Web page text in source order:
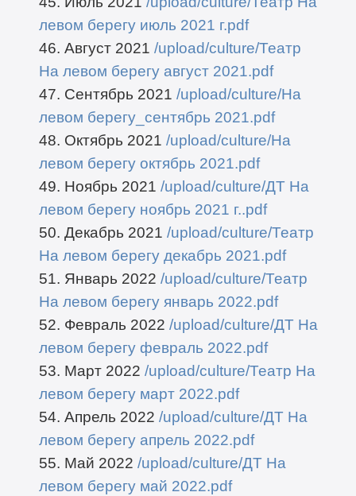
левом берегу июль 2021 г.pdf
46. Август 2021 /upload/culture/Театр
На левом берегу август 2021.pdf
47. Сентябрь 2021 /upload/culture/На
левом берегу_сентябрь 2021.pdf
48. Октябрь 2021 /upload/culture/На
левом берегу октябрь 2021.pdf
49. Ноябрь 2021 /upload/culture/ДТ На
левом берегу ноябрь 2021 г..pdf
50. Декабрь 2021 /upload/culture/Театр
На левом берегу декабрь 2021.pdf
51. Январь 2022 /upload/culture/Театр
На левом берегу январь 2022.pdf
52. Февраль 2022 /upload/culture/ДТ На
левом берегу февраль 2022.pdf
53. Март 2022 /upload/culture/Театр На
левом берегу март 2022.pdf
54. Апрель 2022 /upload/culture/ДТ На
левом берегу апрель 2022.pdf
55. Май 2022 /upload/culture/ДТ На
левом берегу май 2022.pdf